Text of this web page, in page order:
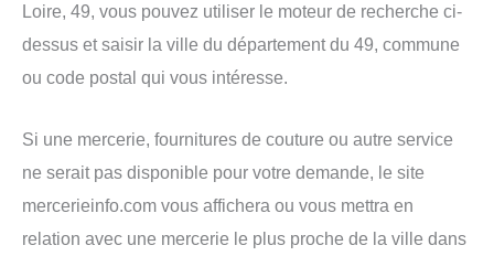
Loire, 49, vous pouvez utiliser le moteur de recherche ci-
dessus et saisir la ville du département du 49, commune
ou code postal qui vous intéresse.
Si une mercerie, fournitures de couture ou autre service
ne serait pas disponible pour votre demande, le site
mercerieinfo.com vous affichera ou vous mettra en
relation avec une mercerie le plus proche de la ville dans